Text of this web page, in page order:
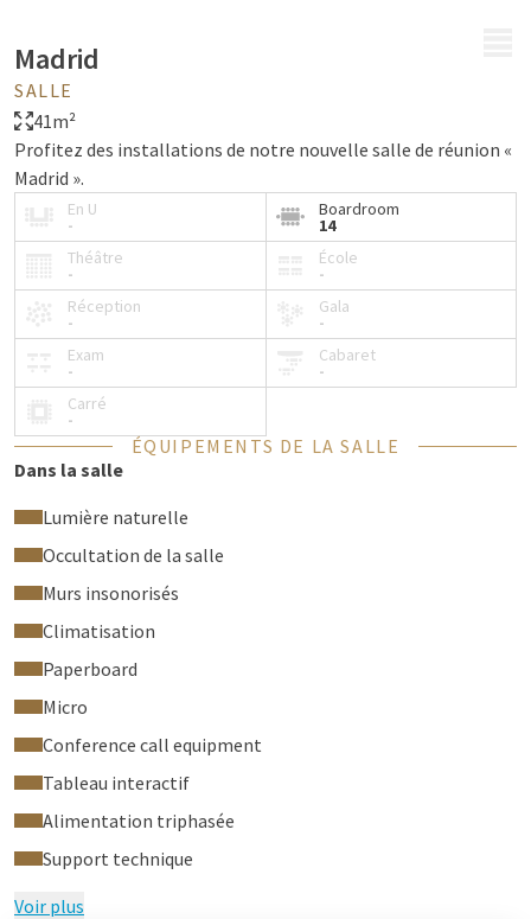
Madrid
SALLE
41m²
Profitez des installations de notre nouvelle salle de réunion «
Madrid ».
En U
-
Boardroom
14
Théâtre
-
École
-
Réception
-
Gala
-
Exam
-
Cabaret
-
Carré
-
ÉQUIPEMENTS DE LA SALLE
Dans la salle
Lumière naturelle
Occultation de la salle
Murs insonorisés
Climatisation
Paperboard
Micro
Conference call equipment
Tableau interactif
Alimentation triphasée
Support technique
Voir plus